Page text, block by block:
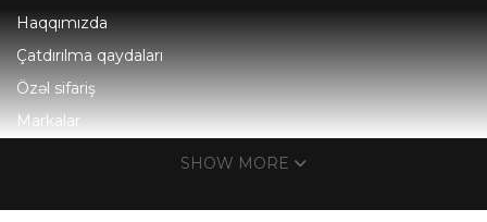
Haqqımızda
Çatdırılma qaydaları
Özəl sifariş
Markalar
1-6-cı günlər 10:00-19:00
SHOW MORE